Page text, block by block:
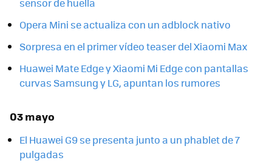
Opera Mini se actualiza con un adblock nativo
Sorpresa en el primer vídeo teaser del Xiaomi Max
Huawei Mate Edge y Xiaomi Mi Edge con pantallas
curvas Samsung y LG, apuntan los rumores
03 mayo
El Huawei G9 se presenta junto a un phablet de 7
pulgadas